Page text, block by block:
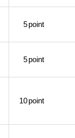
5point
5point
10point